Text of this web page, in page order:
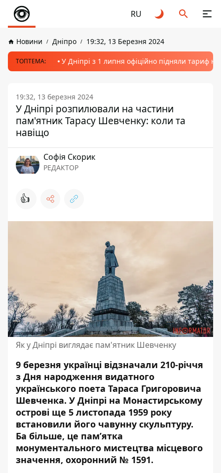
RU
Новини Дніпро 19:32, 13 Березня 2024
ТОПТЕМА: У Дніпрі з 1 липня офіційно підняли тариф
19:32, 13 березня 2024
У Дніпрі розпилювали на частини
пам'ятник Тарасу Шевченку: коли та
навіщо
Софія Скорик
РЕДАКТОР
👍
Як у Дніпрі виглядає пам'ятник Шевченку
9 березня українці відзначали 210-річчя
з Дня народження видатного
українського поета Тараса Григоровича
Шевченка. У Дніпрі на Монастирському
острові ще 5 листопада 1959 року
встановили його чавунну скульптуру.
Ба більше, це пам’ятка
монументального мистецтва місцевого
значення, охоронний № 1591.